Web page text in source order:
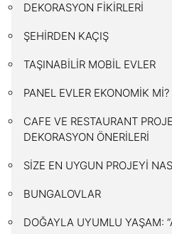
DEKORASYON FİKİRLERİ
ŞEHİRDEN KAÇIŞ
TAŞINABİLİR MOBİL EVLER
PANEL EVLER EKONOMİK Mİ?
CAFE VE RESTAURANT
DEKORASYON ÖNERİLERİ
SİZE EN UYGUN PROJEYİ
BUNGALOVLAR
DOĞAYLA UYUMLU YAŞAM:
SSS
İLETİŞİM